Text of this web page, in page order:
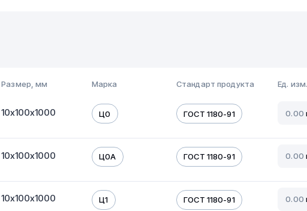
Размер, мм Марка Стандарт продукта Ед. изм.
10х100х1000 Ц0 ГОСТ 1180-91
10х100х1000 Ц0А ГОСТ 1180-91
10х100х1000 Ц1 ГОСТ 1180-91